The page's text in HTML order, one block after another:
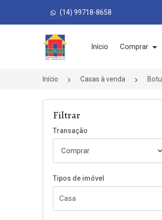
(14) 99718-8658
Página inicial
Início Comprar
Início Casas à venda
Filtrar
Transação
Tipos de imóvel